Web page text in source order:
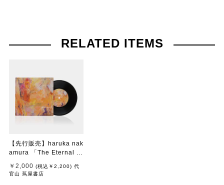
RELATED ITEMS
【先行販売】haruka nak
amura 「The Eternal Vi
￥2,000 (税込 ￥2,200) 代
官山 蔦屋書店